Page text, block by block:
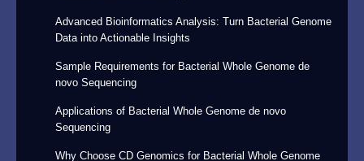
Advanced Bioinformatics Analysis: Turn Bacterial Genome
Data into Actionable Insights
Sample Requirements for Bacterial Whole Genome de
novo Sequencing
Applications of Bacterial Whole Genome de novo
Sequencing
Why Choose CD Genomics for Bacterial Whole Genome